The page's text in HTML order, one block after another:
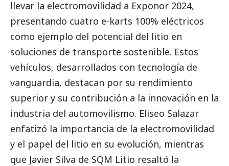
llevar la electromovilidad a Exponor 2024,
presentando cuatro e-karts 100% eléctricos
como ejemplo del potencial del litio en
soluciones de transporte sostenible. Estos
vehículos, desarrollados con tecnología de
vanguardia, destacan por su rendimiento
superior y su contribución a la innovación en la
industria del automovilismo. Eliseo Salazar
enfatizó la importancia de la electromovilidad
y el papel del litio en su evolución, mientras
que Javier Silva de SQM Litio resaltó la